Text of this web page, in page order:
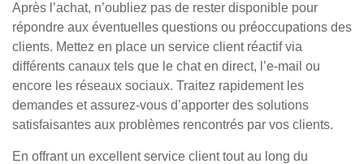
Après l’achat, n’oubliez pas de rester disponible pour
répondre aux éventuelles questions ou préoccupations des
clients. Mettez en place un service client réactif via
différents canaux tels que le chat en direct, l’e-mail ou
encore les réseaux sociaux. Traitez rapidement les
demandes et assurez-vous d’apporter des solutions
satisfaisantes aux problèmes rencontrés par vos clients.
En offrant un excellent service client tout au long du